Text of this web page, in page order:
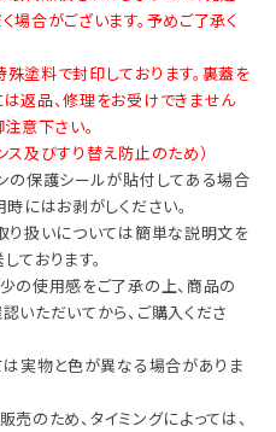
場合がございます。予めご了承く
塗料で封印しております。裏蓋を
返品、修理をお受けできません
注意下さい。
ス及びすり替え防止のため）
の保護シールが貼付してある場合
時にはお剥がしください。
り扱いについては簡単な説明文を
ております。
の使用感をご了承の上、商品の
いただいてから、ご購入くださ
は実物と色が異なる場合がありま
売のため、タイミングによっては、